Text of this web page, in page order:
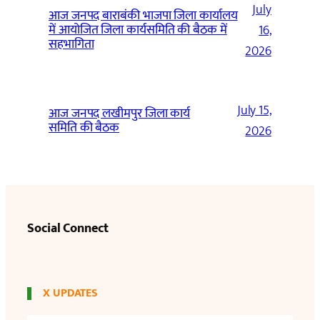
आज जनपद बाराबंकी भाजपा जिला कार्यालय
में आयोजित जिला कार्यसमिति की बैठक में
सहभागिता
July
16,
2026
आज जनपद लखीमपुर जिला कार्य
समिति की बैठक
July 15,
2026
Social Connect
X UPDATES